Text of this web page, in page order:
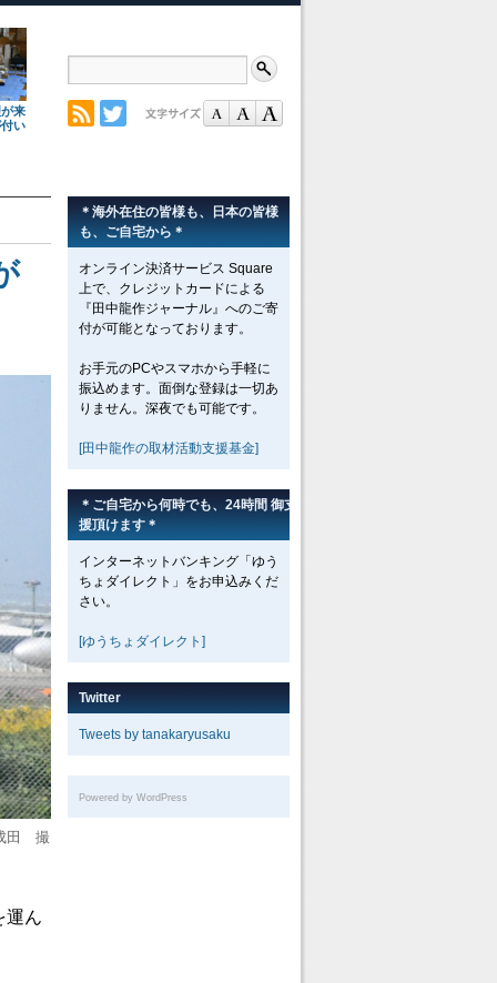
来
い
田 撮
運ん
＊海外在住の皆様も、日本の皆様
も、ご自宅から＊
オンライン決済サービス Square
上で、クレジットカードによる
『田中龍作ジャーナル』へのご寄
付が可能となっております。
お手元のPCやスマホから手軽に
振込めます。面倒な登録は一切あ
りません。深夜でも可能です。
[田中龍作の取材活動支援基金]
＊ご自宅から何時でも、24時間 御支
援頂けます＊
インターネットバンキング「ゆう
ちょダイレクト」をお申込みくだ
さい。
[ゆうちょダイレクト]
Twitter
Tweets by tanakaryusaku
Powered by WordPress